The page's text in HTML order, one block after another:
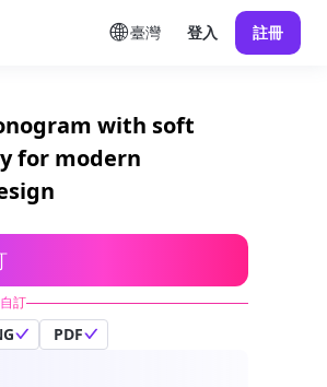
臺灣 登入 註冊
with soft
for modern
訂
PDF